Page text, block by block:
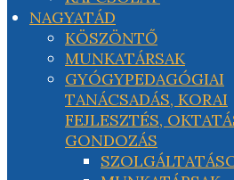
NAGYATÁD
KÖSZÖNTŐ
MUNKATÁRSAK
GYÓGYPEDAGÓGIAI
TANÁCSADÁS, KORAI
FEJLESZTÉS,
GONDOZÁS